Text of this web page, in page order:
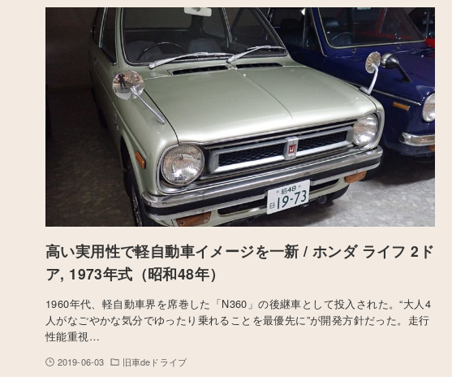
高い実用性で軽自動車イメージを一新 / ホンダ ライフ 2ド
ア, 1973年式（昭和48年）
1960年代、軽自動車界を席巻した「N360」の後継車として投入された。“大人4
人がなごやかな気分でゆったり乗れることを最優先に”が開発方針だった。走行
性能重視…
2019-06-03 旧車deドライブ